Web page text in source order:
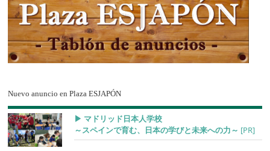
Nuevo anuncio en Plaza ESJAPÓN
▶︎ マドリッド日本人学校
～スペインで育む、日本の学びと未来への力～ [PR]